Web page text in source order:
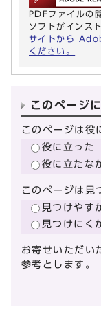
PDFファイルの
ソフトがインス
サイトから
ください。
このページ
このページは役
役に立った
役に立たな
このページは見
見つけやす
見つけにく
お寄せいただい
参考とします。